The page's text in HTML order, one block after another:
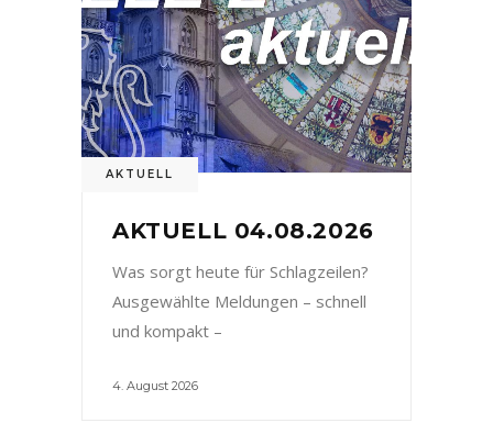
AKTUELL
AKTUELL 04.08.2026
Was sorgt heute für Schlagzeilen?
Ausgewählte Meldungen – schnell
und kompakt –
4. August 2026